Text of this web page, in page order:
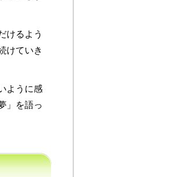
けるよう
けていき
ように感
」を語っ